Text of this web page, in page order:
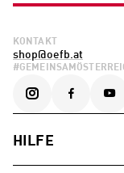
KONTAKT
shop@oefb.at
HILFE